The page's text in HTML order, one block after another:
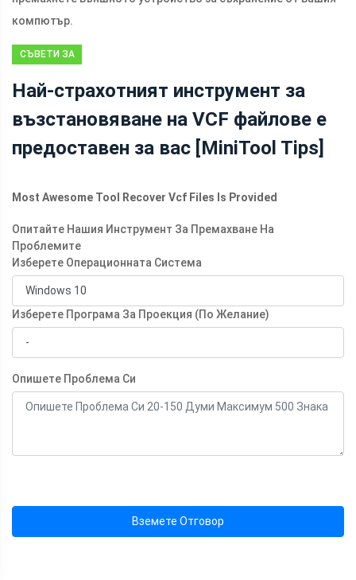
компютър.
СЪВЕТИ ЗА
НА ДАННИ
Най-страхотният инструмент за
възстановяване на VCF файлове е
предоставен за вас [MiniTool Tips]
Most Awesome Tool Recover Vcf Files Is Provided
Опитайте Нашия Инструмент За Премахване На
Проблемите
Изберете Операционната Система
Изберете Програма За Проекция (По Желание)
Опишете Проблема Си
Вземете Отговор